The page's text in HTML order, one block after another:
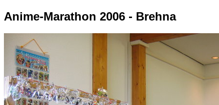
Anime-Marathon 2006 - Brehna